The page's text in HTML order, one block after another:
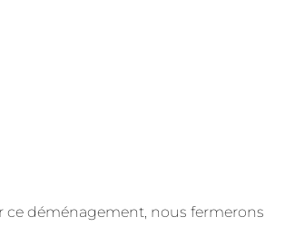
ce déménagement, nous fermerons